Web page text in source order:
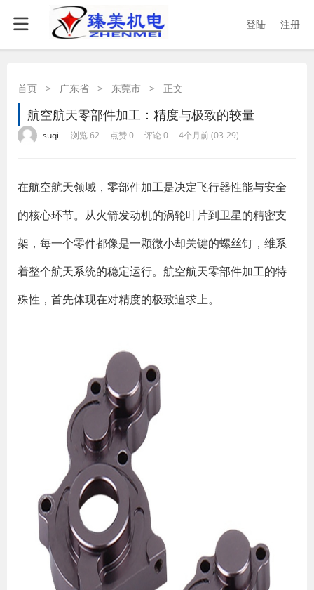
登陆 注册
首页 > 广东省 > 东莞市 > 正文
航空航天零部件加工：精度与极致的较量
suqi 浏览 62 点赞 0 评论 0 4个月前 (03-29)
在航空航天领域，零部件加工是决定飞行器性能与安全
的核心环节。从火箭发动机的涡轮叶片到卫星的精密支
架，每一个零件都像是一颗微小却关键的螺丝钉，维系
着整个航天系统的稳定运行。航空航天零部件加工的特
殊性，首先体现在对精度的极致追求上。